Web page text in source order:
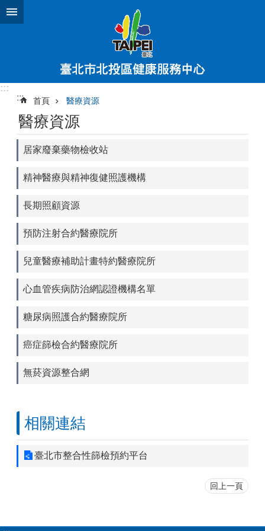
跳到主要內容區塊
:::
:::
首頁 醫療資源
醫療資源
居家廢棄藥物檢收站
精神醫療與精神復健照護機構
長期照顧資源
預防注射合約醫療院所
兒童醫療補助計畫特約醫療院所
心血管疾病防治網認證機構名單
糖尿病照護合約醫療院所
癌症篩檢合約醫療院所
無菸資源整合網
相關連結
臺北市整合性篩檢預約平台
回上一頁